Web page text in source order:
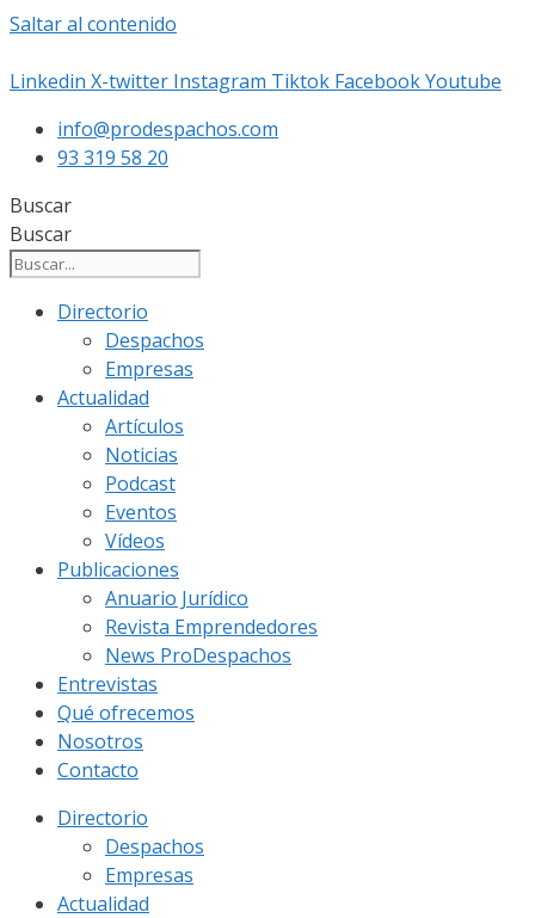
Saltar al contenido
Linkedin X-twitter Instagram Tiktok FacebookYoutube
info@prodespachos.com
93 319 58 20
Buscar
Buscar
Directorio
Despachos
Empresas
Actualidad
Artículos
Noticias
Podcast
Eventos
Vídeos
Publicaciones
Anuario Jurídico
Revista Emprendedores
News ProDespachos
Entrevistas
Qué ofrecemos
Nosotros
Contacto
Directorio
Despachos
Empresas
Actualidad